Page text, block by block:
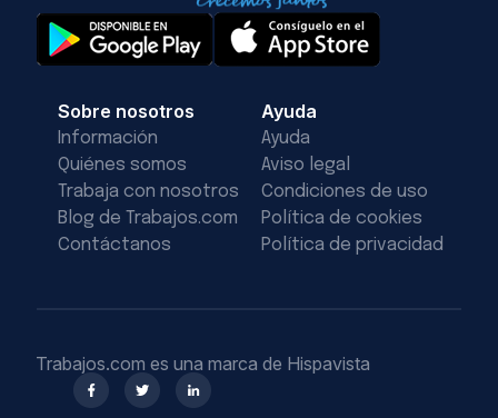
Sobre nosotros
Información
Quiénes somos
Trabaja con nosotros
Blog de Trabajos.com
Contáctanos
Ayuda
Ayuda
Aviso legal
Condiciones de uso
Política de cookies
Política de privacidad
Trabajos.com es una marca de Hispavista